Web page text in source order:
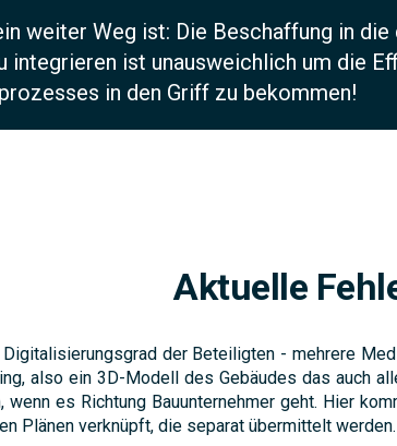
weiter Weg ist: Die Beschaffung in die
integrieren ist unausweichlich um die
in den Griff zu bekommen!
Aktuelle
der Beteiligten - mehrere
also ein 3D-Modell des Gebäudes das auch
wenn es Richtung Bauunternehmer geht. Hier
Plänen verknüpft, die separat übermittelt werden.